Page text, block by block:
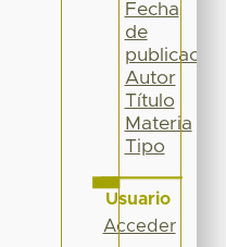
Fecha
de
publicación
Autor
Título
Materia
Tipo
Usuario
Acceder